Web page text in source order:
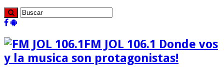
FM JOL 106.1 Donde vos
y la musica son protagonistas!